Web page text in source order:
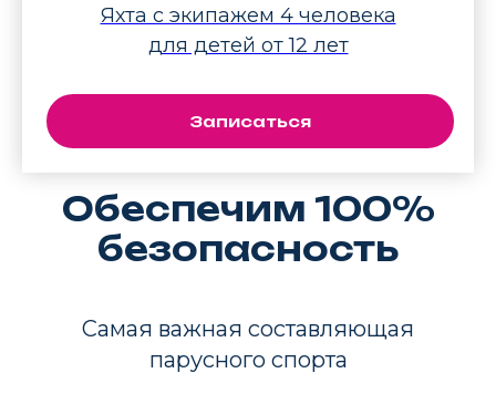
Яхта с экипажем 4 человека
для детей от 12 лет
Записаться
Обеспечим 100%
безопасность
Самая важная составляющая
парусного спорта